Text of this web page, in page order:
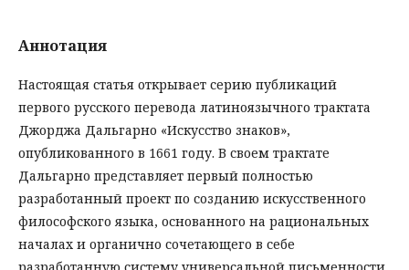
Аннотация
Настоящая статья открывает серию публикаций
первого русского перевода латиноязычного трактата
Джорджа Дальгарно «Искусство знаков»,
опубликованного в 1661 году. В своем трактате
Дальгарно представляет первый полностью
разработанный проект по созданию искусственного
философского языка, основанного на рациональных
началах и органично сочетающего в себе